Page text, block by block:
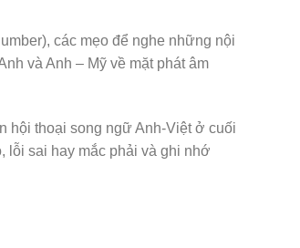
các mẹo để nghe những nội
và Anh – Mỹ về mặt phát âm
hội thoại song ngữ Anh-Việt ở cuối
lỗi sai hay mắc phải và ghi nhớ